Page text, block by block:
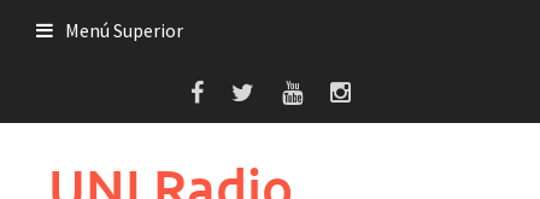
Menú Superior